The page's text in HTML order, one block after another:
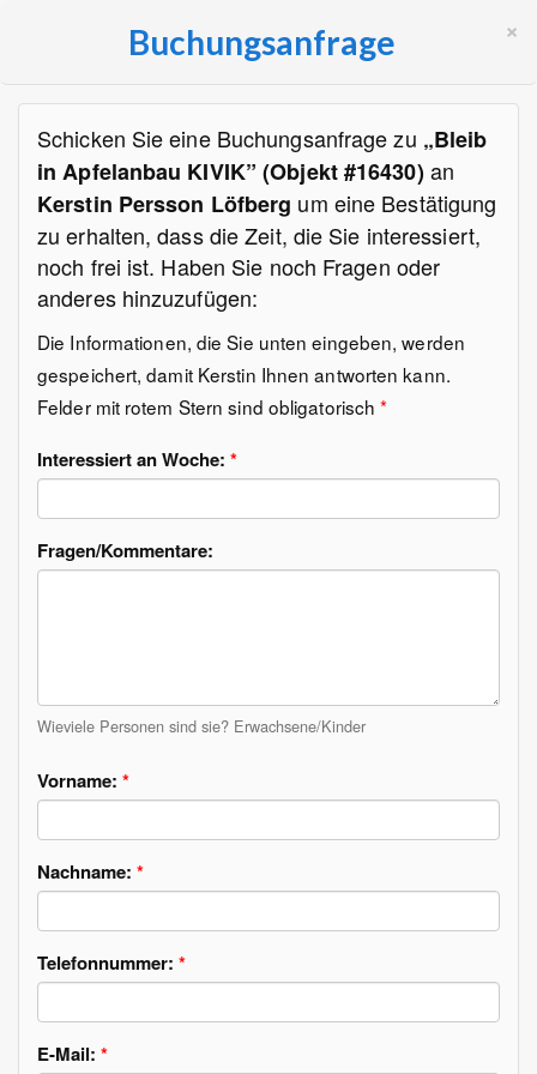
×
Buchungsanfrage
Schicken Sie eine Buchungsanfrage zu „Bleib
in Apfelanbau KIVIK” (Objekt #16430)an
Kerstin Persson Löfberg um eine Bestätigung
zu erhalten, dass die Zeit, die Sie interessiert,
noch frei ist. Haben Sie noch Fragen oder
anderes hinzuzufügen:
Die Informationen, die Sie unten eingeben, werden
gespeichert, damit Kerstin Ihnen antworten kann.
Felder mit rotem Stern sind obligatorisch*
Interessiert an Woche: *
Fragen/Kommentare:
Wieviele Personen sind sie? Erwachsene/Kinder
Vorname: *
Nachname: *
Telefonnummer: *
E-Mail: *